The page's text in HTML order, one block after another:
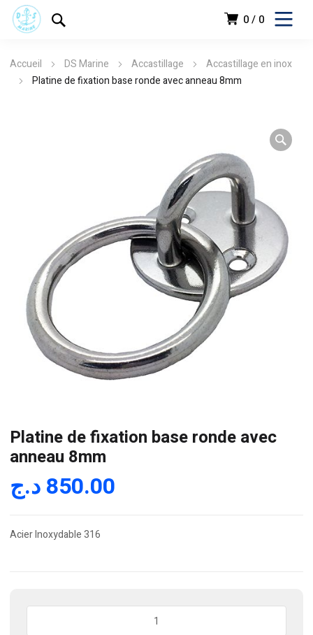
0 0
Accueil DS Marine Accastillage
Accastillage en inox
Platine de fixation base ronde avec anneau 8mm
Platine de fixation base ronde avec
anneau 8mm
850.00د.ج
Acier Inoxydable 316